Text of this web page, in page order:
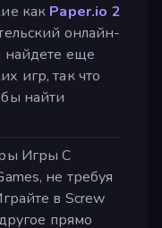
как Paper.io 2
онлайн-
найдете еще
игр, так что
найти
Игры С
не требуя
в Screw
прямо